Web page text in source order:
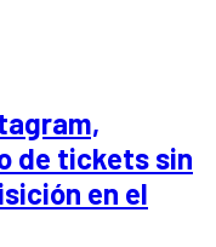
de tickets sin
en el